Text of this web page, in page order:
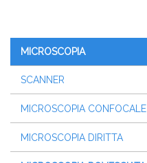
MICROSCOPIA
SCANNER
MICROSCOPIA CONFOCALE
MICROSCOPIA DIRITTA